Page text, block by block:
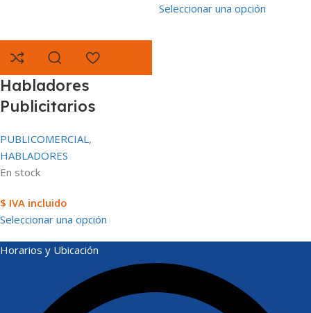
Seleccionar una opción
Habladores
Publicitarios
PUBLICOMERCIAL ,
HABLADORES
En stock
$ IVA incluido
Seleccionar una opción
Horarios y Ubicación